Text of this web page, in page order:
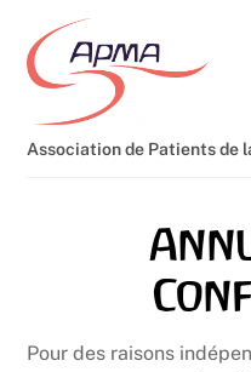
content
Association de Patients de
Pour des raisons